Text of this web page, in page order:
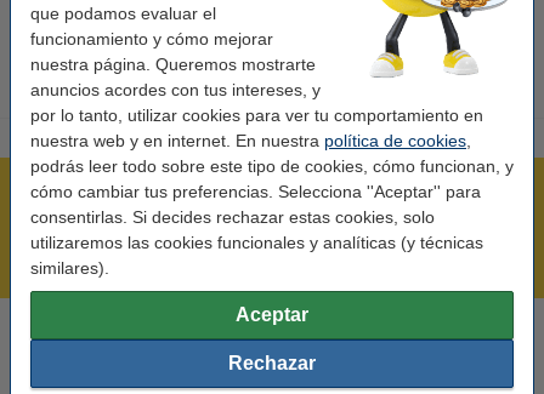
que podamos evaluar el
funcionamiento y cómo mejorar
nuestra página. Queremos mostrarte
anuncios acordes con tus intereses, y
por lo tanto, utilizar cookies para ver tu comportamiento en
nuestra web y en internet. En nuestra política de cookies
podrás leer todo sobre este tipo de cookies, cómo funcionan, y
cómo cambiar tus preferencias. Selecciona ''Aceptar'' para
consentirlas. Si decides rechazar estas cookies, solo
utilizaremos las cookies funcionales y analíticas (y técnicas
similares).
Aceptar
Rechazar
Explicación del cartucho de limpieza
Rápido y sencillo
¡Recibe en 24 horas!
Mejor Precio Garantizado
Llámanos al 900 123 247
En días laborables de 09:00 a 20:00.